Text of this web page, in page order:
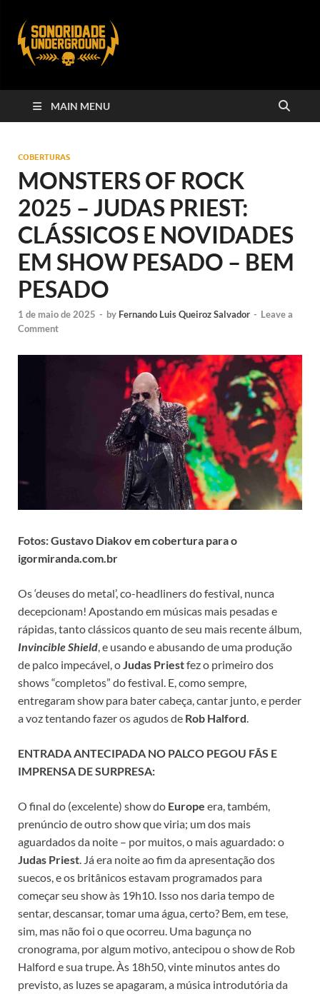
MAIN MENU
COBERTURAS
MONSTERS OF ROCK
2025 – JUDAS PRIEST:
CLÁSSICOS E NOVIDADES
EM SHOW PESADO – BEM
PESADO
1 de maio de 2025 - by Fernando Luis Queiroz Salvador - Leave a
Comment
Fotos: Gustavo Diakov em cobertura para o
igormiranda.com.br
Os ‘deuses do metal’, co-headliners do festival, nunca
decepcionam! Apostando em músicas mais pesadas e
rápidas, tanto clássicos quanto de seu mais recente álbum,
Invincible Shield, e usando e abusando de uma produção
de palco impecável, oJudas Priestfez o primeiro dos
shows “completos” do festival. E, como sempre,
entregaram show para bater cabeça, cantar junto, e perder
a voz tentando fazer os agudos de Rob Halford.
ENTRADA ANTECIPADA NO PALCO PEGOU FÃS E
IMPRENSA DE SURPRESA:
O final do (excelente) show do Europe era, também,
prenúncio de outro show que viria; um dos mais
aguardados da noite – por muitos, o mais aguardado: o
Judas Priest. Já era noite ao fim da apresentação dos
suecos, e os britânicos estavam programados para
começar seu show às 19h10. Isso nos daria tempo de
sentar, descansar, tomar uma água, certo? Bem, em tese,
sim, mas não foi o que ocorreu. Uma bagunça no
cronograma, por algum motivo, antecipou o show de Rob
Halford e sua trupe. Às 18h50, vinte minutos antes do
previsto, as luzes se apagaram, a música introdutória da